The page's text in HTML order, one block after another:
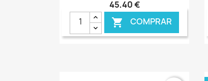
45,40 €
 COMPRAR